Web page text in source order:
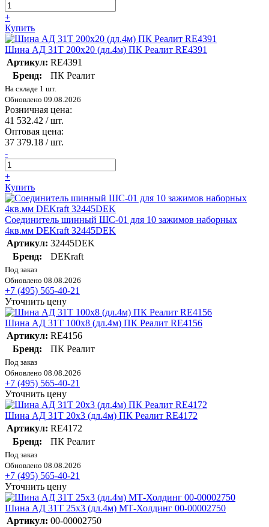
+
Купить
Шина АД 31Т 200х20 (дл.4м) ПК Реалит RE4391
Артикул: RE4391
Бренд:
ПК Реалит
На складе 1 шт.
Обновлено 09.08.2026
Розничная цена:
41 532.42 / шт.
Оптовая цена:
37 379.18 / шт.
-
+
Купить
Соединитель шинный ШС-01 для 10 зажимов наборных
4кв.мм DEKraft 32445DEK
Артикул: 32445DEK
Бренд:
DEKraft
Под заказ
Обновлено 08.08.2026
+7 (495) 565-40-21
Уточнить цену
Шина АД 31Т 100х8 (дл.4м) ПК Реалит RE4156
Артикул: RE4156
Бренд:
ПК Реалит
Под заказ
Обновлено 08.08.2026
+7 (495) 565-40-21
Уточнить цену
Шина АД 31Т 20х3 (дл.4м) ПК Реалит RE4172
Артикул: RE4172
Бренд:
ПК Реалит
Под заказ
Обновлено 08.08.2026
+7 (495) 565-40-21
Уточнить цену
Шина АД 31Т 25х3 (дл.4м) МТ-Холдинг 00-00002750
Артикул: 00-00002750